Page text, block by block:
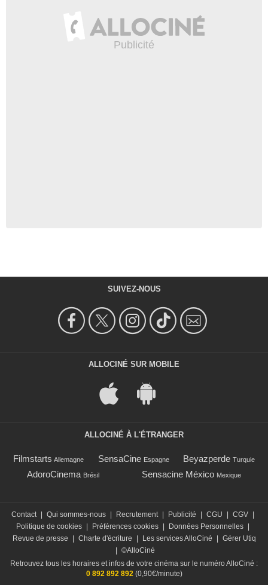
SUIVEZ-NOUS
ALLOCINÉ SUR MOBILE
ALLOCINÉ À L'ÉTRANGER
Filmstarts Allemagne SensaCine Espagne Beyazperde Turquie
AdoroCinema Brésil Sensacine México Mexique
Contact Qui sommes-nous Recrutement Publicité CGU CGV
Politique de cookies
Préférences cookies Données Personnelles
Revue de presse
Charte d'écriture Les services AlloCiné
Gérer Utiq
©AlloCiné
Retrouvez tous les horaires et infos de votre cinéma sur le numéro AlloCiné :
0 892 892 892(0,90€/minute)